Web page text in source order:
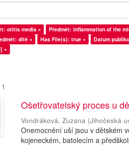
otitis media × Předmět: inflammation of the
dítě × Has File(s): true × Datum
×
Ošetřovatelský proces u
Vondráková, Zuzana (Jihočeská
Onemocnění uší jsou v dětském
kojeneckém, batolecím a